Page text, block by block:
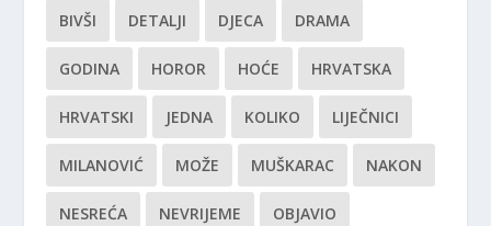
BIVŠI DETALJI DJECA DRAMA
GODINA HOROR HOĆE HRVATSKA
HRVATSKI JEDNA KOLIKO LIJEČNICI
MILANOVIĆ MOŽE MUŠKARAC NAKON
NESREĆA NEVRIJEME OBJAVIO